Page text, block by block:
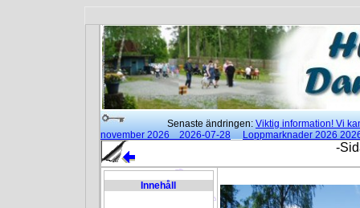
Senaste ändringen: Viktig information! Vi
november 2026 2026-07-28
Loppmarknader 2026
15:00 2026-02-25
Moderna danser klockan 18:00 -
Rotundan
2025-01-14
-
Innehåll